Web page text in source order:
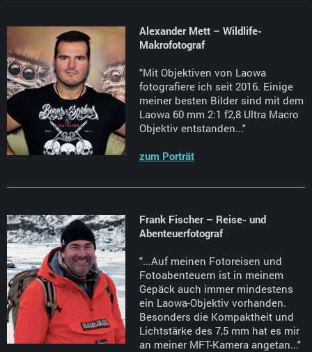
Alexander Mett – Wildlife-
Makrofotograf
"Mit Objektiven von Laowa
fotografiere ich seit 2016. Einige
meiner besten Bilder sind mit dem
Laowa 60 mm 2:1 f2,8 Ultra Macro
Objektiv entstanden..."
zum Porträt
Frank Fischer – Reise- und
Abenteuerfotograf
"...Auf meinen Fotoreisen und
Fotoabenteuern ist in meinem
Gepäck auch immer mindestens
ein Laowa-Objektiv vorhanden.
Besonders die Kompaktheit und
Lichtstärke des 7,5 mm hat es mir
an meiner MFT-Kamera angetan..."